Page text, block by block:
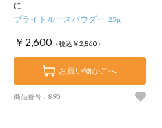
に
ブライトルースパウダー 25g
￥2,600（税込￥2,860）
お買い物かごへ
商品番号：890